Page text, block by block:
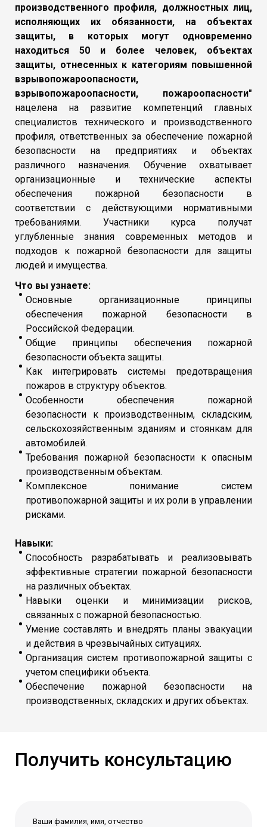
производственного профиля, должностных лиц,
исполняющих их обязанности, на объектах
защиты, в которых могут одновременно
находиться 50 и более человек, объектах
защиты, отнесенных к категориям повышенной
взрывопожароопасности,
взрывопожароопасности, пожароопасности"
нацелена на развитие компетенций главных
специалистов технического и производственного
профиля, ответственных за обеспечение пожарной
безопасности на предприятиях и объектах
различного назначения. Обучение охватывает
организационные и технические аспекты
обеспечения пожарной безопасности в
соответствии с действующими нормативными
требованиями. Участники курса получат
углубленные знания современных методов и
подходов к пожарной безопасности для защиты
людей и имущества.
Что вы узнаете:
Основные организационные принципы
обеспечения пожарной безопасности в
Российской Федерации.
Общие принципы обеспечения пожарной
безопасности объекта защиты.
Как интегрировать системы предотвращения
пожаров в структуру объектов.
Особенности обеспечения пожарной
безопасности к производственным, складским,
сельскохозяйственным зданиям и стоянкам для
автомобилей.
Требования пожарной безопасности к опасным
производственным объектам.
Комплексное понимание систем
противопожарной защиты и их роли в управлении
рисками.
Навыки:
Способность разрабатывать и реализовывать
эффективные стратегии пожарной безопасности
на различных объектах.
Навыки оценки и минимизации рисков,
связанных с пожарной безопасностью.
Умение составлять и внедрять планы эвакуации
и действия в чрезвычайных ситуациях.
Организация систем противопожарной защиты с
учетом специфики объекта.
Обеспечение пожарной безопасности на
производственных, складских и других объектах.
Получить консультацию
Ваши фамилия, имя, отчество